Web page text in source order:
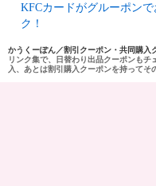
KFCカードがグルーポンで
ク！
かうくーぽん／割引クーポン・共同購入
リンク集で、日替わり出品クーポンも
入、あとは割引購入クーポンを持ってそ